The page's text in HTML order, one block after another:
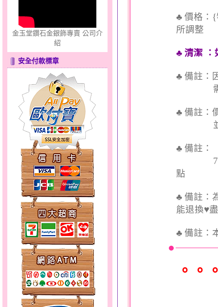
甜心女孩～金銀鋼女套鍊
心之舞～金銀鋼套鍊
分享愛～金銀鋼套鍊
金玉堂鑽石金銀飾專賣 公司介
紹
安全付款標章
♣ 價格：{
所調整
♣ 清潔 ：
♣ 備註：
需依實
♣ 備註：
並交付
♣ 備註：
7個工
點
♣ 備註：
能退換♥
♣ 備註：
。。